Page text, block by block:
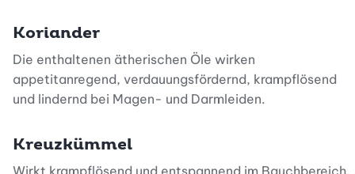
Koriander
Die enthaltenen ätherischen Öle wirken
appetitanregend, verdauungsfördernd, krampflösend
und lindernd bei Magen- und Darmleiden.
Kreuzkümmel